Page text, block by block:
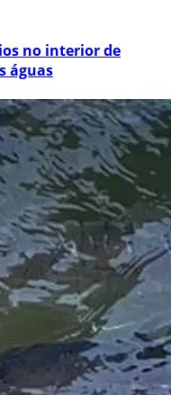
no interior de
águas